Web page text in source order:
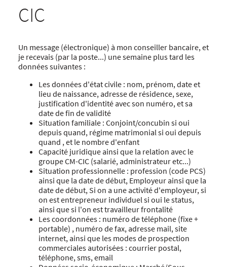
CIC
Un message (électronique) à mon conseiller bancaire, et
je recevais (par la poste...) une semaine plus tard les
données suivantes :
Les données d'état civile : nom, prénom, date et
lieu de naissance, adresse de résidence, sexe,
justification d'identité avec son numéro, et sa
date de fin de validité
Situation familiale : Conjoint/concubin si oui
depuis quand, régime matrimonial si oui depuis
quand , et le nombre d'enfant
Capacité juridique ainsi que la relation avec le
groupe CM-CIC (salarié, administrateur etc...)
Situation professionnelle : profession (code PCS)
ainsi que la date de début, Employeur ainsi que la
date de début, Si on a une activité d'employeur, si
on est entrepreneur individuel si oui le status,
ainsi que si l'on est travailleur frontalité
Les coordonnées : numéro de téléphone (fixe +
portable) , numéro de fax, adresse mail, site
internet, ainsi que les modes de prospection
commerciales autorisées : courrier postal,
téléphone, sms, email